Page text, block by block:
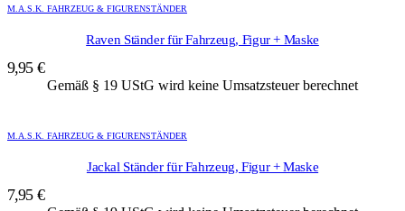
M.A.S.K. FAHRZEUG & FIGURENSTÄNDER
Raven Ständer für Fahrzeug, Figur + Maske
9,95 €
Gemäß § 19 UStG wird keine Umsatzsteuer berechnet
M.A.S.K. FAHRZEUG & FIGURENSTÄNDER
Jackal Ständer für Fahrzeug, Figur + Maske
7,95 €